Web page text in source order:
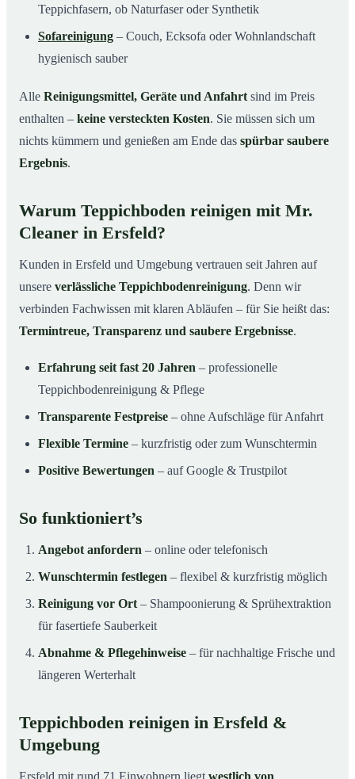
Teppichfasern, ob Naturfaser oder Synthetik
Sofareinigung – Couch, Ecksofa oder Wohnlandschaft
hygienisch sauber
Alle Reinigungsmittel, Geräte und Anfahrt sind im Preis
enthalten – keine versteckten Kosten. Sie müssen sich um
nichts kümmern und genießen am Ende das spürbar saubere
Ergebnis.
Warum Teppichboden reinigen mit Mr.
Cleaner in Ersfeld?
Kunden in Ersfeld und Umgebung vertrauen seit Jahren auf
unsere verlässliche Teppichbodenreinigung. Denn wir
verbinden Fachwissen mit klaren Abläufen – für Sie heißt das:
Termintreue, Transparenz und saubere Ergebnisse.
Erfahrung seit fast 20 Jahren – professionelle
Teppichbodenreinigung & Pflege
Transparente Festpreise – ohne Aufschläge für Anfahrt
Flexible Termine – kurzfristig oder zum Wunschtermin
Positive Bewertungen – auf Google & Trustpilot
So funktioniert’s
Angebot anfordern – online oder telefonisch
Wunschtermin festlegen – flexibel & kurzfristig möglich
Reinigung vor Ort – Shampoonierung & Sprühextraktion
für fasertiefe Sauberkeit
Abnahme & Pflegehinweise – für nachhaltige Frische und
längeren Werterhalt
Teppichboden reinigen in Ersfeld &
Umgebung
Ersfeld mit rund 71 Einwohnern liegt westlich von